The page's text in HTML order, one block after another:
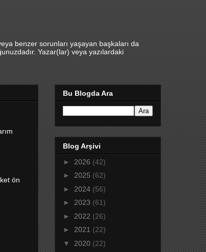
benzer sorunları yaşayan başkaları da
Yazar(lar) veya yazılardaki
ön
Bu Blogda Ara
Blog Arşivi
► 2026 (42)
► 2025 (62)
► 2024 (56)
► 2023 (61)
► 2022 (26)
► 2021 (22)
▼ 2020 (22)